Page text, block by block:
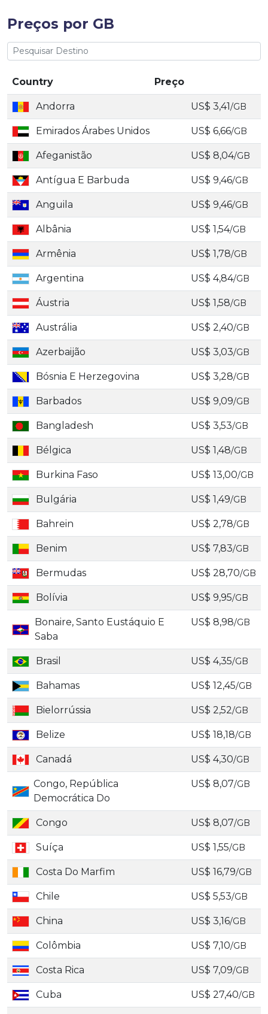
Preços por GB
Country Preço
Andorra US$ 3,41/GB
Emirados Árabes Unidos US$ 6,66/GB
Afeganistão US$ 8,04/GB
Antígua E Barbuda US$ 9,46/GB
Anguila US$ 9,46/GB
Albânia US$ 1,54/GB
Armênia US$ 1,78/GB
Argentina US$ 4,84/GB
Áustria US$ 1,58/GB
Austrália US$ 2,40/GB
Azerbaijão US$ 3,03/GB
Bósnia E Herzegovina US$ 3,28/GB
Barbados US$ 9,09/GB
Bangladesh US$ 3,53/GB
Bélgica US$ 1,48/GB
Burkina Faso US$ 13,00/GB
Bulgária US$ 1,49/GB
Bahrein US$ 2,78/GB
Benim US$ 7,83/GB
Bermudas US$ 28,70/GB
Bolívia US$ 9,95/GB
Bonaire, Santo Eustáquio E
Saba
US$ 8,98/GB
Brasil US$ 4,35/GB
Bahamas US$ 12,45/GB
Bielorrússia US$ 2,52/GB
Belize US$ 18,18/GB
Canadá US$ 4,30/GB
Congo, República
Democrática Do
US$ 8,07/GB
Congo US$ 8,07/GB
Suíça US$ 1,55/GB
Costa Do Marfim US$ 16,79/GB
Chile US$ 5,53/GB
China US$ 3,16/GB
Colômbia US$ 7,10/GB
Costa Rica US$ 7,09/GB
Cuba US$ 27,40/GB